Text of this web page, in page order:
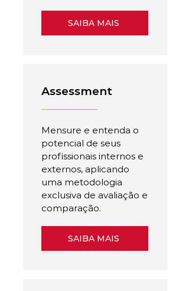
SAIBA MAIS
Assessment
Mensure e entenda o
potencial de seus
profissionais internos e
externos, aplicando
uma metodologia
exclusiva de avaliação e
comparação.
SAIBA MAIS